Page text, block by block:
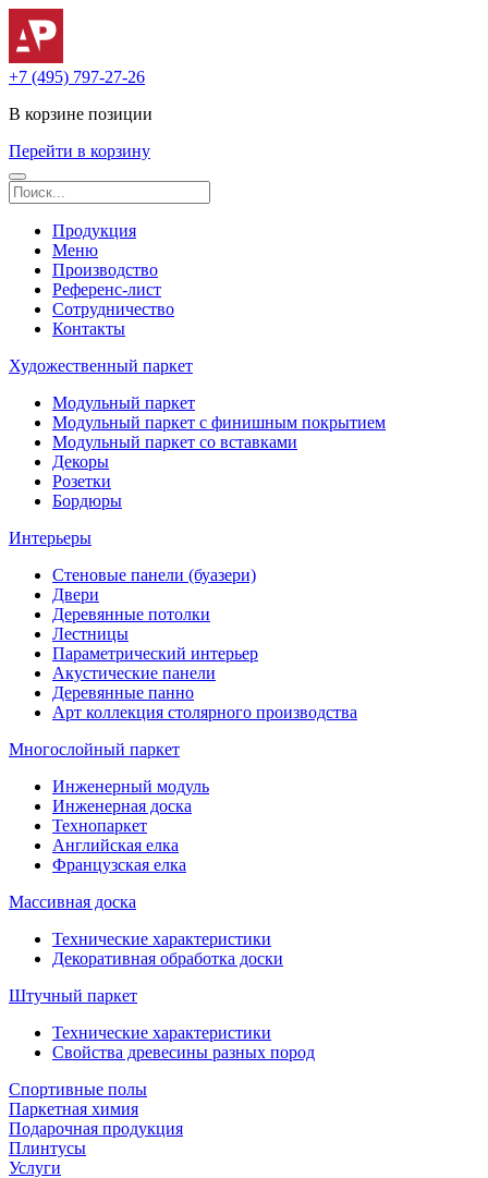
+7 (495) 797-27-26
В корзине позиции
Перейти в корзину
Продукция
Меню
Производство
Референс-лист
Сотрудничество
Контакты
Художественный паркет
Модульный паркет
Модульный паркет с финишным покрытием
Модульный паркет со вставками
Декоры
Розетки
Бордюры
Интерьеры
Стеновые панели (буазери)
Двери
Деревянные потолки
Лестницы
Параметрический интерьер
Акустические панели
Деревянные панно
Арт коллекция столярного производства
Многослойный паркет
Инженерный модуль
Инженерная доска
Технопаркет
Английская елка
Французская елка
Массивная доска
Технические характеристики
Декоративная обработка доски
Штучный паркет
Технические характеристики
Свойства древесины разных пород
Спортивные полы
Паркетная химия
Подарочная продукция
Плинтусы
Услуги